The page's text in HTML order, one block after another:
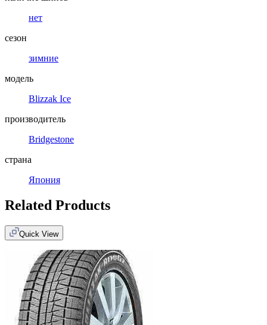
нет
сезон
зимние
модель
Blizzak Ice
производитель
Bridgestone
страна
Япония
Related Products
Quick View